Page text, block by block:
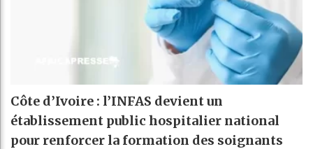
Côte d’Ivoire : l’INFAS devient un
établissement public hospitalier national
pour renforcer la formation des soignants